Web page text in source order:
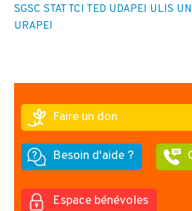
SGSC STAT TCI TED UDAPEI ULIS
URAPEI
Faire un don
Besoin d'aide ?
Espace bénévoles